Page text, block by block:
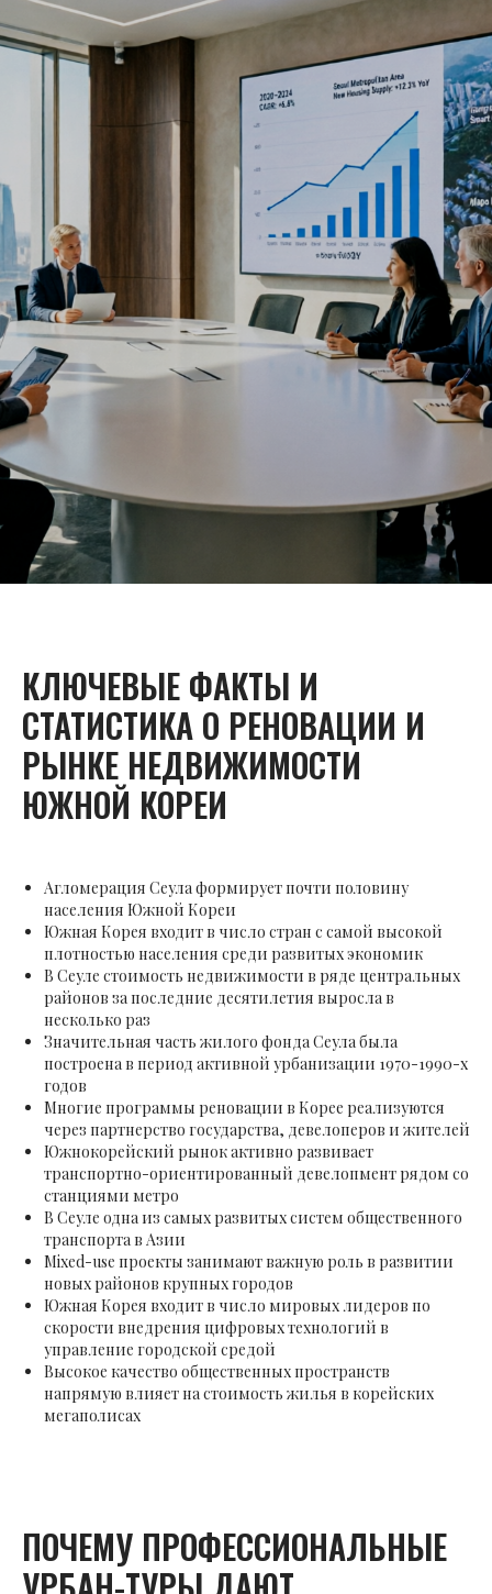
КЛЮЧЕВЫЕ ФАКТЫ И
СТАТИСТИКА О РЕНОВАЦИИ И
РЫНКЕ НЕДВИЖИМОСТИ
ЮЖНОЙ КОРЕИ
Агломерация Сеула формирует почти половину
населения Южной Кореи
Южная Корея входит в число стран с самой высокой
плотностью населения среди развитых экономик
В Сеуле стоимость недвижимости в ряде центральных
районов за последние десятилетия выросла в
несколько раз
Значительная часть жилого фонда Сеула была
построена в период активной урбанизации 1970-1990-х
годов
Многие программы реновации в Корее реализуются
через партнерство государства, девелоперов и жителей
Южнокорейский рынок активно развивает
транспортно-ориентированный девелопмент рядом со
станциями метро
В Сеуле одна из самых развитых систем общественного
транспорта в Азии
Mixed-use проекты занимают важную роль в развитии
новых районов крупных городов
Южная Корея входит в число мировых лидеров по
скорости внедрения цифровых технологий в
управление городской средой
Высокое качество общественных пространств
напрямую влияет на стоимость жилья в корейских
мегаполисах
ПОЧЕМУ ПРОФЕССИОНАЛЬНЫЕ